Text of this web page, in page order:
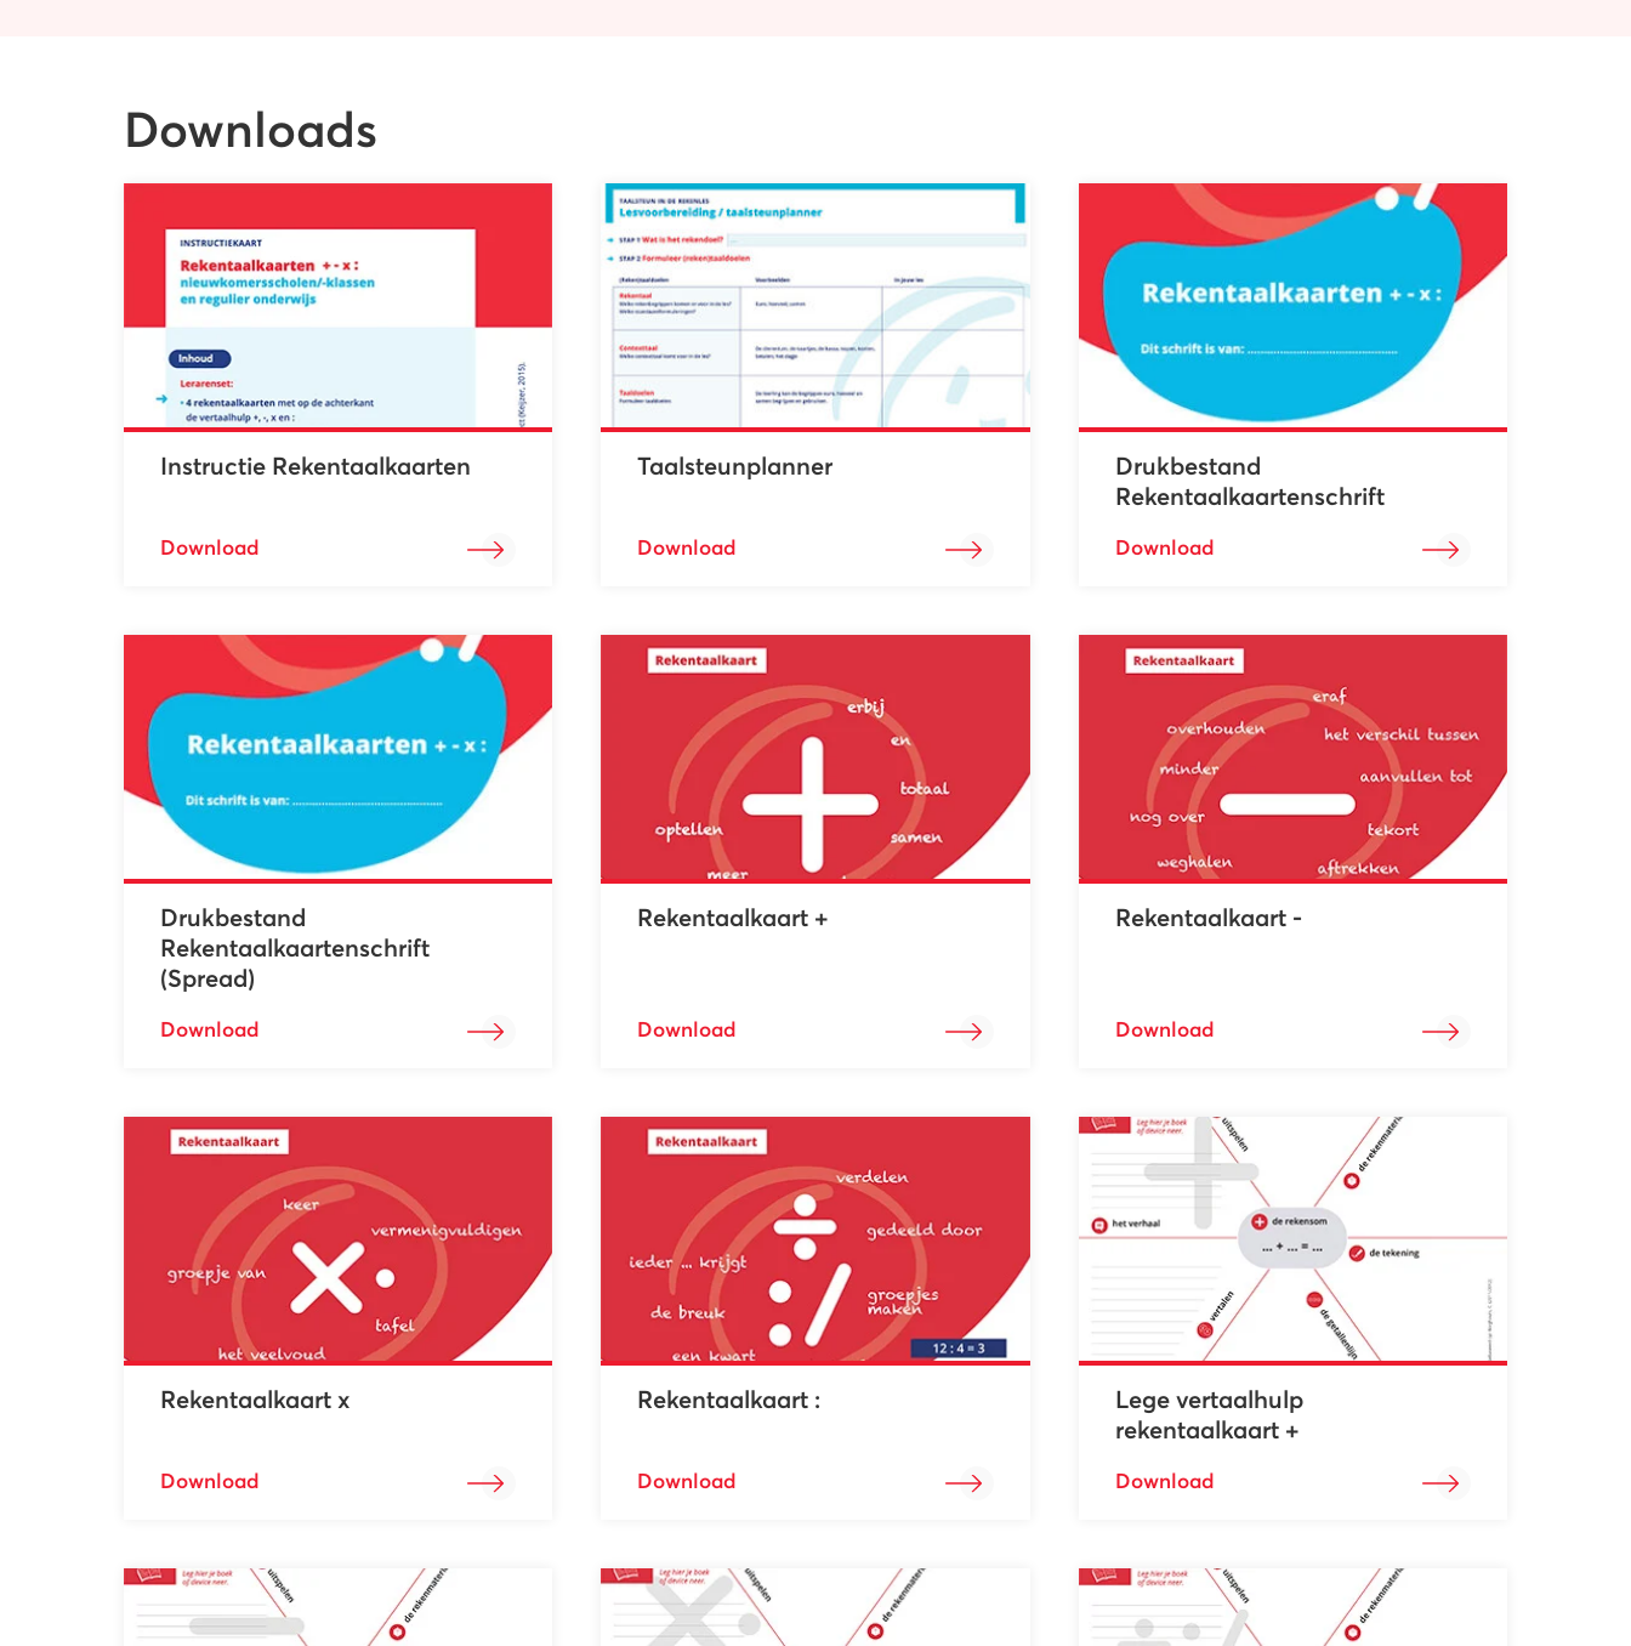
Downloads
Instructie Rekentaalkaarten
Download
Taalsteunplanner
Download
Drukbestand
Rekentaalkaartenschrift
Download
Drukbestand
Rekentaalkaartenschrift
(Spread)
Download
Rekentaalkaart +
Download
Rekentaalkaart -
Download
Rekentaalkaart x
Download
Rekentaalkaart :
Download
Lege vertaalhulp
rekentaalkaart +
Download